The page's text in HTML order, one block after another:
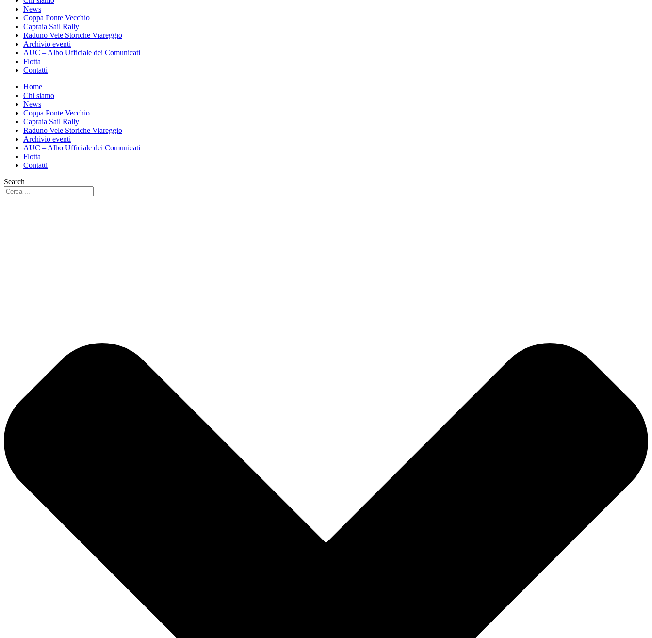
News
Coppa Ponte Vecchio
Capraia Sail Rally
Raduno Vele Storiche Viareggio
Archivio eventi
AUC – Albo Ufficiale dei Comunicati
Flotta
Contatti
Home
Chi siamo
News
Coppa Ponte Vecchio
Capraia Sail Rally
Raduno Vele Storiche Viareggio
Archivio eventi
AUC – Albo Ufficiale dei Comunicati
Flotta
Contatti
Search